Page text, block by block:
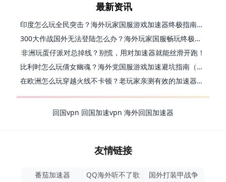
最新资讯
印度怎么玩全民突击？海外玩家国服游戏加速器终极指南（附原神延迟优化+精灵之境加速器选择）
300大作战国外无法登陆怎么办？海外玩家国服畅玩终极指南（附实测推荐）
非洲玩蛋仔派对总掉线？别慌，用对加速器就能丝滑开跑！
比利时怎么玩倩女幽魂？海外党国服游戏加速避坑指南（附实测推荐）
在欧洲怎么玩穿越火线不卡顿？老玩家亲测有效的加速器选择指南
回国vpn 回国加速vpn 海外回国加速器
友情链接
番茄加速器 QQ海外听不了歌
国外打装甲战争